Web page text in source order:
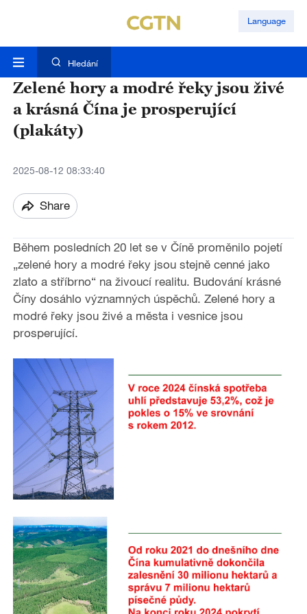
Language
Hledání
Zelené hory a modré řeky jsou živé
a krásná Čína je prosperující
(plakáty)
2025-08-12 08:33:40
Share
Během posledních 20 let se v Číně proměnilo pojetí
„zelené hory a modré řeky jsou stejně cenné jako
zlato a stříbrno“ na živoucí realitu. Budování krásné
Číny dosáhlo významných úspěchů. Zelené hory a
modré řeky jsou živé a města i vesnice jsou
prosperující.